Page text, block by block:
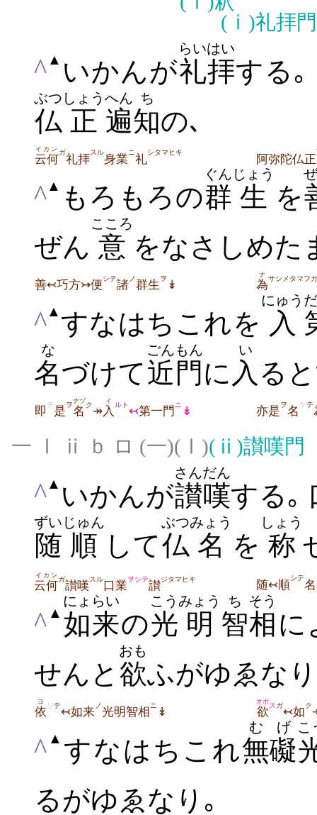
(ⅰ)礼拝門
^ ▲ いかんが礼拝
らいはい
する｡
仏
ぶつ
正
しょう
遍
へん
知
ち
の､
云何
イカン ガ礼拝スル身業ニ礼シタマヒキ 阿弥陀仏正
^▲ もろもろの群
ぐん
生
じょう
を
ぜん 意
こころ
をなさしめた
善↢巧方↣便シテ諸 ノ群生 ヲ ↡ 為
ナ サシメタマフガ
^▲ すなはちこれを 入
にゅう
名
な
づけて近門
ごんもん
に 入
い
る
即 チ是ヲ名
ナヅク↠入
イ ルト↢第一門 ニ ↡ 亦是ヲ名ケテ
一 Ⅰ ⅱ ｂ ロ (一)(Ⅰ)(ⅱ)讃嘆門
^▲ いかんが讃嘆
さんだん
する｡
随
ずい
順
じゅん
して仏
ぶつ
名
みょう
を 称
しょう
云何
イカン ガ讃嘆スル 口業ヲシテ讃ジタマヒキ 随↢順シテ
^ ▲ 如来
にょらい
の光
こう
明
みょう
智
ち
相
そう
に
せん と 欲
おも
ふがゆゑな
依
ヨ リ テ↢如来 ノ光明智相 ニ ↡ 欲
オボス ガ↢如ク
^ ▲ すなはちこれ無礙
むげ こ
るがゆゑなり｡